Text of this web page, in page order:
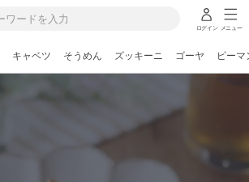
ログイン メニュー
キャベツ そうめん ズッキーニ ゴーヤ ピーマ